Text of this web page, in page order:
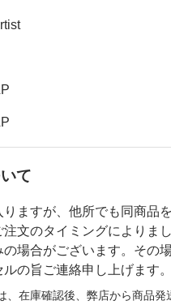
て
りますが、他所でも同商品
注文のタイミングによりま
の場合がございます。その
の旨ご連絡申し上げます。
、在庫確認後、弊店から商品発